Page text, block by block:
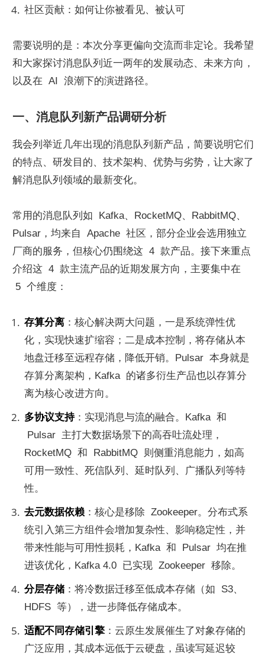
社区贡献：如何让你被看见、被认可
需要说明的是：本次分享更偏向交流而非定论。我希望
和大家探讨消息队列近一两年的发展动态、未来方向，
以及在  AI  浪潮下的演进路径。
一、消息队列新产品调研分析
我会列举近几年出现的消息队列新产品，简要说明它们
的特点、研发目的、技术架构、优势与劣势，让大家了
解消息队列领域的最新变化。
常用的消息队列如  Kafka、RocketMQ、RabbitMQ、
Pulsar，均来自  Apache  社区，部分企业会选用独立
厂商的服务，但核心仍围绕这  4  款产品。接下来重点
介绍这  4  款主流产品的近期发展方向，主要集中在
5  个维度：
存算分离 ：核心解决两大问题，一是系统弹性优
化，实现快速扩缩容；二是成本控制，将存储从本
地盘迁移至远程存储，降低开销。Pulsar  本身就是
存算分离架构，Kafka  的诸多衍生产品也以存算分
离为核心改进方向。
多协议支持：实现消息与流的融合。Kafka  和
Pulsar  主打大数据场景下的高吞吐流处理，
RocketMQ  和  RabbitMQ  则侧重消息能力，如高
可用一致性、死信队列、延时队列、广播队列等特
性。
去元数据依赖 ：核心是移除  Zookeeper。分布式系
统引入第三方组件会增加复杂性、影响稳定性，并
带来性能与可用性损耗，Kafka  和  Pulsar  均在推
进该优化，Kafka 4.0  已实现  Zookeeper  移除。
分层存储 ：将冷数据迁移至低成本存储（如  S3、
HDFS  等），进一步降低存储成本。
适配不同存储引擎：云原生发展催生了对象存储的
广泛应用，其成本远低于云硬盘，虽读写延迟较